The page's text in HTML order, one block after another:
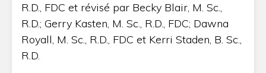
R.D., FDC et révisé par Becky Blair, M. Sc.,
R.D.; Gerry Kasten, M. Sc., R.D., FDC; Dawna
Royall, M. Sc., R.D., FDC et Kerri Staden, B. Sc.,
R.D.